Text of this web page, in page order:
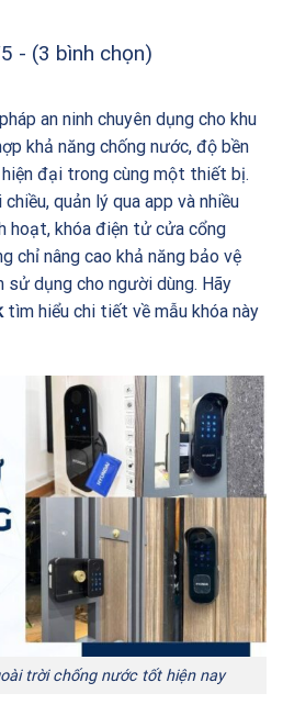
- (3 bình chọn)
an ninh chuyên dụng cho khu
khả năng chống nước, độ bền
đại trong cùng một thiết bị.
quản lý qua app và nhiều
hoạt, khóa điện tử cửa cổng
chỉ nâng cao khả năng bảo vệ
dụng cho người dùng. Hãy
tìm hiểu chi tiết về mẫu khóa này
trời chống nước tốt hiện nay